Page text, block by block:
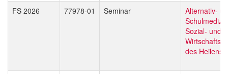
FS 2026 77978-01 Seminar
Alternativ-
Sozial- und
des Heilens